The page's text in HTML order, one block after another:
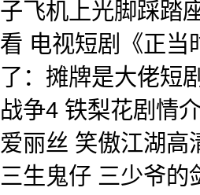
子飞机上光脚踩踏
看 电视短剧《正当
了：摊牌是大佬短
战争4 铁梨花剧情
爱丽丝 笑傲江湖高
三生鬼仔 三少爷的